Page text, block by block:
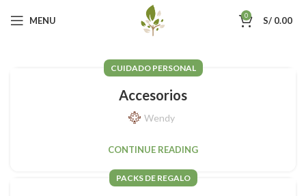
MENU 0 S/ 0.00
CUIDADO PERSONAL
Accesorios
Wendy
CONTINUE READING
PACKS DE REGALO